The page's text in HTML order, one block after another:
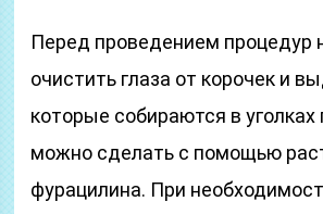
Перед проведением процедур
очистить глаза от корочек и
которые собираются в уголках
можно сделать с помощью
фурацилина. При